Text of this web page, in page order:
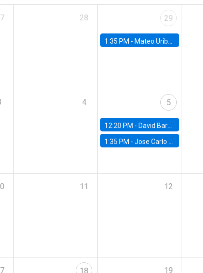
28 29
1:35 PM - Mateo Uribe-Castro, Universidad de los Andes (Colombia)
4 5
12:20 PM - David Bardey, Universidad de los Andes - CEDE
1:35 PM -Jose Carlo Bermudez, UC (ME) & World Bank
11 12
18 19